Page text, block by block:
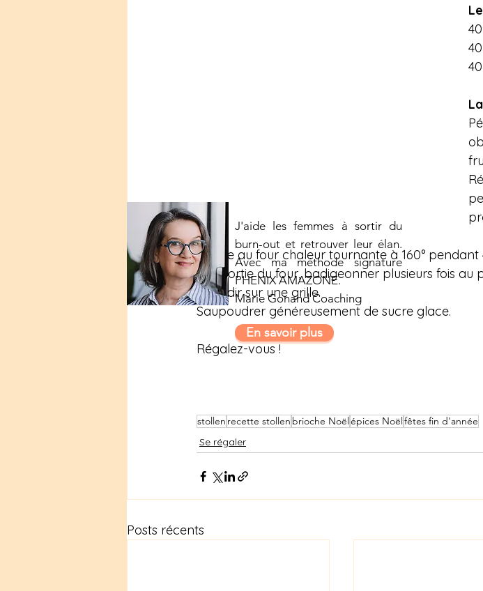
Mettre au four chaleur tournante à 160° pendant
A la sortie du four, badigeonner plusieurs fois
refroidir sur une grille.
Saupoudrer généreusement de sucre glace.
Régalez-vous !
stollen recette stollen brioche Noëlépices Noëlfêtes fin d'année
Se régaler
Posts récents
J'aide les femmes à sortir du
burn-out et retrouver leur élan.
Avec ma méthode signature
PHENIX AMAZONE.
Marie Gonand Coaching
En savoir plus